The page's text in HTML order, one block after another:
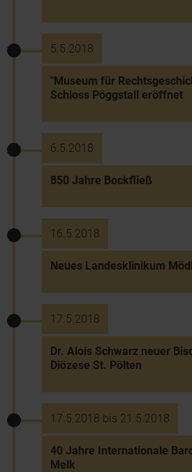
5.5.2018
"Museum für
Schloss Pöggstall eröffnet
6.5.2018
850 Jahre Bockfließ
16.5.2018
Neues Landesklinikum
17.5.2018
Dr. Alois Schwarz neuer
Diözese St. Pölten
17.5.2018 bis 21.5.2018
40 Jahre Internationale
Melk